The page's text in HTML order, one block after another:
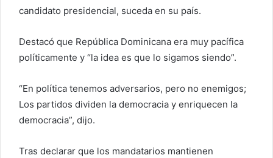
candidato presidencial, suceda en su país.
Destacó que República Dominicana era muy pacífica
políticamente y “la idea es que lo sigamos siendo”.
“En política tenemos adversarios, pero no enemigos;
Los partidos dividen la democracia y enriquecen la
democracia”, dijo.
Tras declarar que los mandatarios mantienen